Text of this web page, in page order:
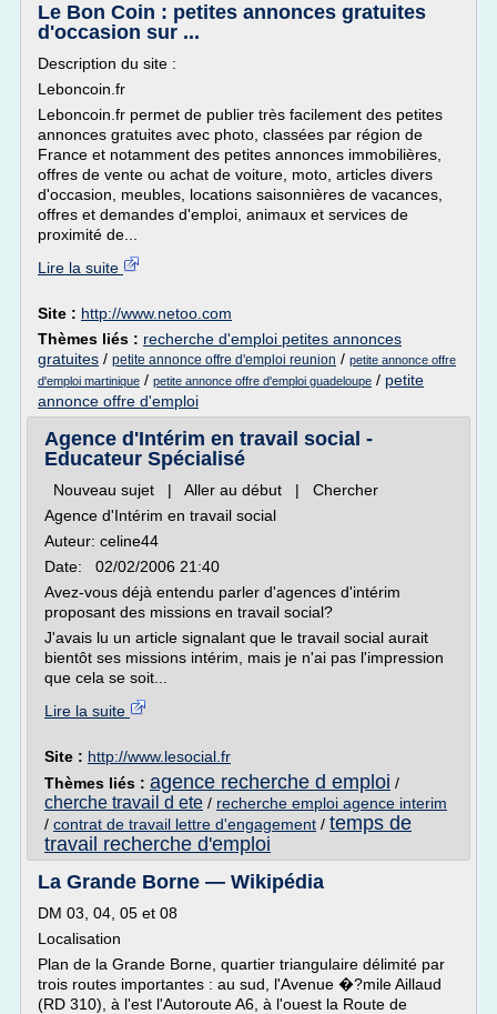
Le Bon Coin : petites annonces gratuites
d'occasion sur ...
Description du site :
Leboncoin.fr
Leboncoin.fr permet de publier très facilement des petites
annonces gratuites avec photo, classées par région de
France et notamment des petites annonces immobilières,
offres de vente ou achat de voiture, moto, articles divers
d'occasion, meubles, locations saisonnières de vacances,
offres et demandes d'emploi, animaux et services de
proximité de...
Lire la suite
Site : http://www.netoo.com
Thèmes liés : recherche d'emploi petites annonces
gratuites / petite annonce offre d'emploi reunion / petite annonce offre
d'emploi martinique / petite annonce offre d'emploi guadeloupe / petite
annonce offre d'emploi
Agence d'Intérim en travail social -
Educateur Spécialisé
Nouveau sujet | Aller au début | Chercher
Agence d'Intérim en travail social
Auteur: celine44
Date: 02/02/2006 21:40
Avez-vous déjà entendu parler d'agences d'intérim
proposant des missions en travail social?
J'avais lu un article signalant que le travail social aurait
bientôt ses missions intérim, mais je n'ai pas l'impression
que cela se soit...
Lire la suite
Site : http://www.lesocial.fr
Thèmes liés : agence recherche d emploi /
cherche travail d ete / recherche emploi agence interim
/ contrat de travail lettre d'engagement / temps de
travail recherche d'emploi
La Grande Borne — Wikipédia
DM 03, 04, 05 et 08
Localisation
Plan de la Grande Borne, quartier triangulaire délimité par
trois routes importantes : au sud, l'Avenue �?mile Aillaud
(RD 310), à l'est l'Autoroute A6, à l'ouest la Route de